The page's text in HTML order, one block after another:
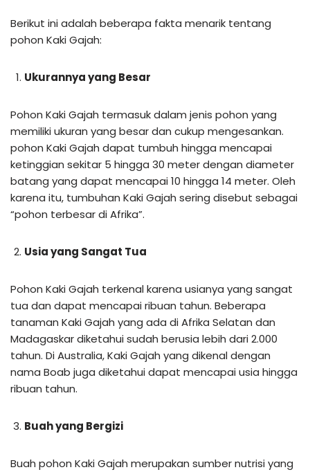
Berikut ini adalah beberapa fakta menarik tentang
pohon Kaki Gajah:
Ukurannya yang Besar
Pohon Kaki Gajah termasuk dalam jenis pohon yang
memiliki ukuran yang besar dan cukup mengesankan.
pohon Kaki Gajah dapat tumbuh hingga mencapai
ketinggian sekitar 5 hingga 30 meter dengan diameter
batang yang dapat mencapai 10 hingga 14 meter. Oleh
karena itu, tumbuhan Kaki Gajah sering disebut sebagai
“pohon terbesar di Afrika”.
Usia yang Sangat Tua
Pohon Kaki Gajah terkenal karena usianya yang sangat
tua dan dapat mencapai ribuan tahun. Beberapa
tanaman Kaki Gajah yang ada di Afrika Selatan dan
Madagaskar diketahui sudah berusia lebih dari 2.000
tahun. Di Australia, Kaki Gajah yang dikenal dengan
nama Boab juga diketahui dapat mencapai usia hingga
ribuan tahun.
Buah yang Bergizi
Buah pohon Kaki Gajah merupakan sumber nutrisi yang